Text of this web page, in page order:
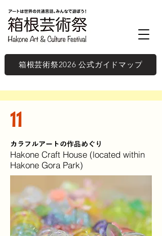
箱根芸術祭2026 公式ガイドマップ
11
カラフルアートの作品めぐり
Hakone Craft House (located within
Hakone Gora Park)